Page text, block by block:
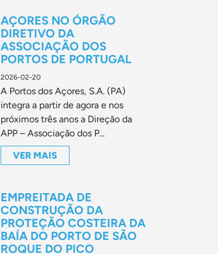
AÇORES NO ÓRGÃO
DIRETIVO DA
ASSOCIAÇÃO DOS
PORTOS DE PORTUGAL
2026-02-20
A Portos dos Açores, S.A. (PA)
integra a partir de agora e nos
próximos três anos a Direção da
APP – Associação dos P...
VER MAIS
EMPREITADA DE
CONSTRUÇÃO DA
PROTEÇÃO COSTEIRA DA
BAÍA DO PORTO DE SÃO
ROQUE DO PICO